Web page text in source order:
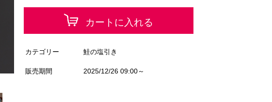
カートに入れる
カテゴリー 鮭の塩引き
販売期間 2025/12/26 09:00～